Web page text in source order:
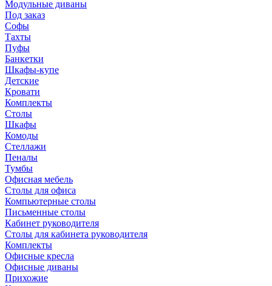
Модульные диваны
Под заказ
Софы
Тахты
Пуфы
Банкетки
Шкафы-купе
Детские
Кровати
Комплекты
Столы
Шкафы
Комоды
Стеллажи
Пеналы
Тумбы
Офисная мебель
Столы для офиса
Компьютерные столы
Письменные столы
Кабинет руководителя
Столы для кабинета руководителя
Комплекты
Офисные кресла
Офисные диваны
Прихожие